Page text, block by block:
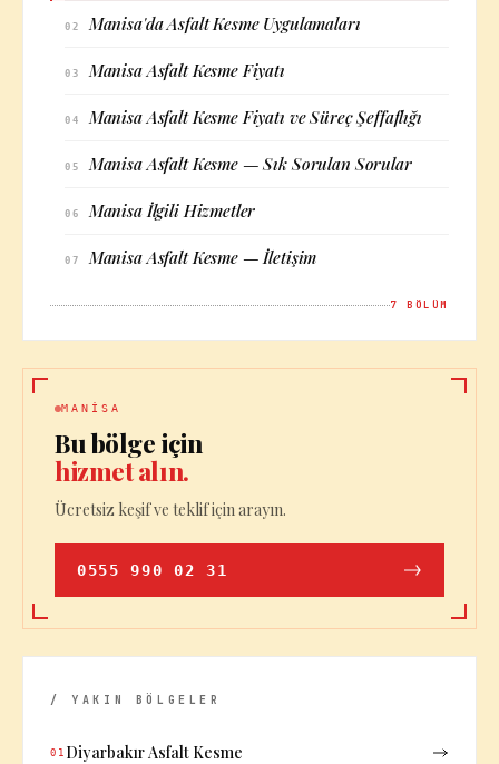
02 Manisa'da Asfalt Kesme Uygulamaları
03 Manisa Asfalt Kesme Fiyatı
04 Manisa Asfalt Kesme Fiyatı ve Süreç Şeffaflığı
05 Manisa Asfalt Kesme — Sık Sorulan Sorular
06 Manisa İlgili Hizmetler
07 Manisa Asfalt Kesme — İletişim
7 BÖLÜM
MANISA
Bu bölge için
hizmet alın.
Ücretsiz keşif ve teklif için arayın.
0555 990 02 31
/ YAKIN BÖLGELER
01 Diyarbakır Asfalt Kesme